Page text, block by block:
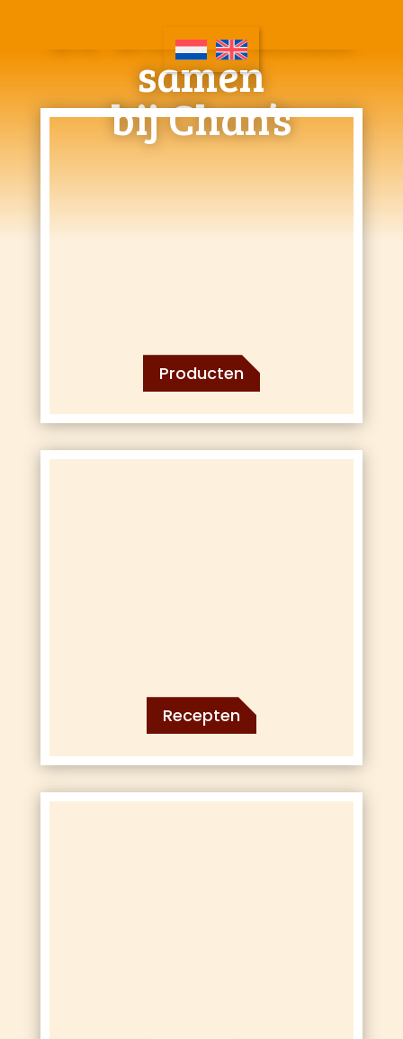
De wereld komt
samen
bij Chan’s
Producten
Recepten